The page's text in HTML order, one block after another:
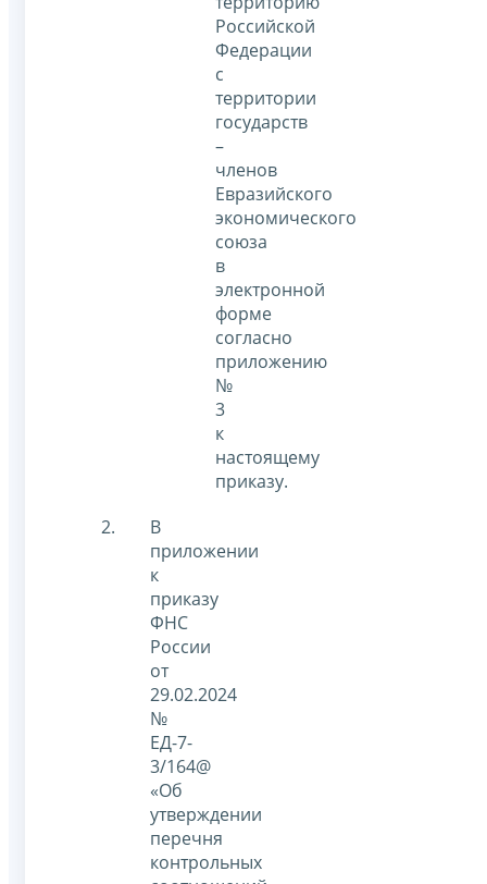
Российской
Федерации
с
территории
государств
–
членов
Евразийского
экономического
союза
в
электронной
форме
согласно
приложению
№
3
к
настоящему
приказу.
В
приложении
к
приказу
ФНС
России
от
29.02.2024
№
ЕД-7-
3/164@
«Об
утверждении
перечня
контрольных